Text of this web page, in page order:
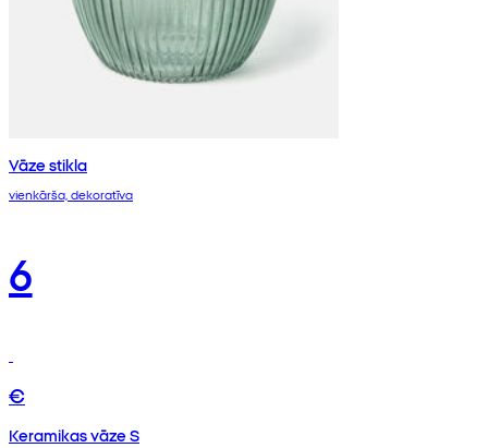
Vāze stikla
vienkārša, dekoratīva
6
€
Keramikas vāze S